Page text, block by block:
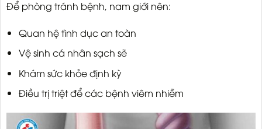
Để phòng tránh bệnh, nam giới nên:
Quan hệ tình dục an toàn
Vệ sinh cá nhân sạch sẽ
Khám sức khỏe định kỳ
Điều trị triệt để các bệnh viêm nhiễm